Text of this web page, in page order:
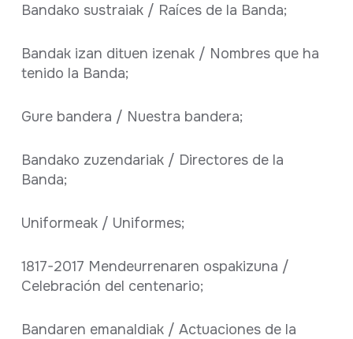
Bandako sustraiak / Raíces de la Banda;
Bandak izan dituen izenak / Nombres que ha
tenido la Banda;
Gure bandera / Nuestra bandera;
Bandako zuzendariak / Directores de la
Banda;
Uniformeak / Uniformes;
1817-2017 Mendeurrenaren ospakizuna /
Celebración del centenario;
Bandaren emanaldiak / Actuaciones de la